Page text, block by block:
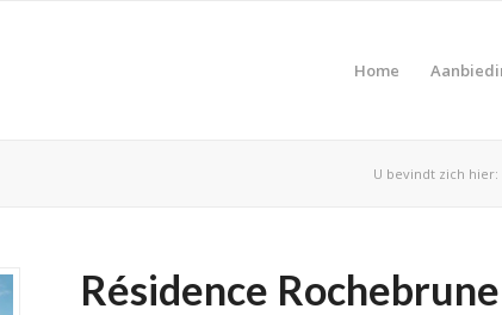
Home
U bevindt zich hier:
Résidence